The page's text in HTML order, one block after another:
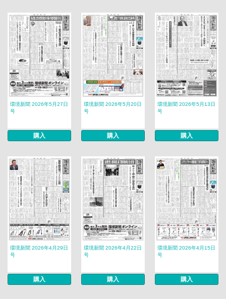
環境新聞 2026年5月27日
号
購入
環境新聞 2026年5月20日
号
購入
環境新聞 2026年5月13日
号
購入
環境新聞 2026年4月29日
号
購入
環境新聞 2026年4月22日
号
購入
環境新聞 2026年4月15日
号
購入